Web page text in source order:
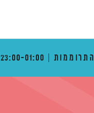
התרוממות 23:00-01:00